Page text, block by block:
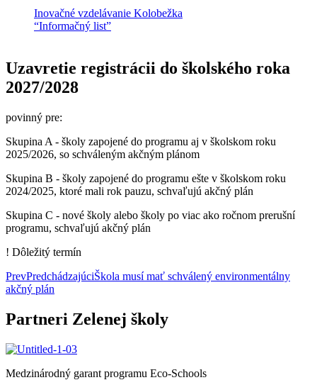
Inovačné vzdelávanie Kolobežka
“Informačný list”
Uzavretie registrácii do školského roka
2027/2028
povinný pre:
Skupina A - školy zapojené do programu aj v školskom roku
2025/2026, so schváleným akčným plánom
Skupina B - školy zapojené do programu ešte v školskom roku
2024/2025, ktoré mali rok pauzu, schvaľujú akčný plán
Skupina C - nové školy alebo školy po viac ako ročnom prerušní
programu, schvaľujú akčný plán
! Dôležitý termín
PrevPredchádzajúciŠkola musí mať schválený environmentálny
akčný plán
Partneri Zelenej školy
Medzinárodný garant programu Eco-Schools